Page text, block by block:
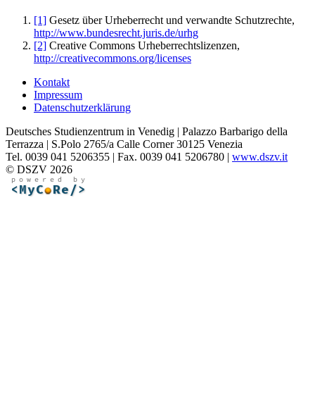
[1] Gesetz über Urheberrecht und verwandte Schutzrechte,
http://www.bundesrecht.juris.de/urhg
[2] Creative Commons Urheberrechtslizenzen,
http://creativecommons.org/licenses
Kontakt
Impressum
Datenschutzerklärung
Deutsches Studienzentrum in Venedig | Palazzo Barbarigo della
Terrazza | S.Polo 2765/a Calle Corner 30125 Venezia
Tel. 0039 041 5206355 | Fax. 0039 041 5206780 | www.dszv.it
© DSZV 2026